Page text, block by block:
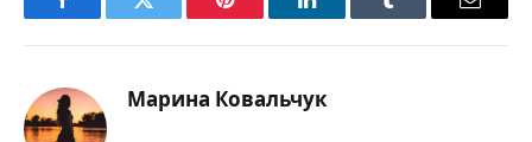
FacebookTwitter Pinterest LinkedInTumblr Email
Марина Ковальчук